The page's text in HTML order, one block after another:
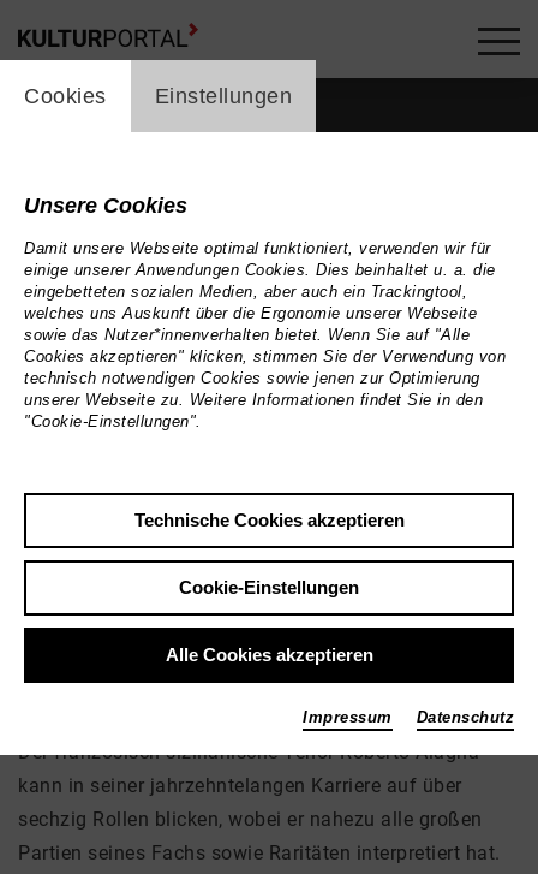
Roberto Alagna
Der französisch-sizilianische Tenor Roberto Alagna
kann in seiner jahrzehntelangen Karriere auf über
sechzig Rollen blicken, wobei er nahezu alle großen
Partien seines Fachs sowie Raritäten interpretiert hat.
cookie_layer
Cookies Einstellungen
Unsere Cookies
Damit unsere Webseite optimal funktioniert, verwenden wir für
einige unserer Anwendungen Cookies. Dies beinhaltet u. a. die
eingebetteten sozialen Medien, aber auch ein Trackingtool,
welches uns Auskunft über die Ergonomie unserer Webseite
sowie das Nutzer*innenverhalten bietet. Wenn Sie auf "Alle
Cookies akzeptieren" klicken, stimmen Sie der Verwendung von
technisch notwendigen Cookies sowie jenen zur Optimierung
unserer Webseite zu. Weitere Informationen findet Sie in den
"Cookie-Einstellungen".
Technische Cookies akzeptieren
Cookie-Einstellungen
Alle Cookies akzeptieren
Impressum Datenschutz